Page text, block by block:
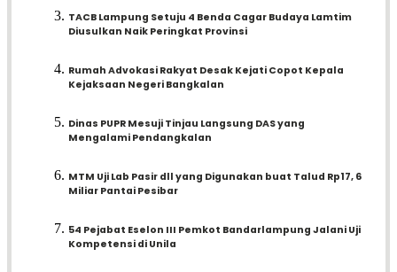
TACB Lampung Setuju 4 Benda Cagar Budaya Lamtim
Diusulkan Naik Peringkat Provinsi
Rumah Advokasi Rakyat Desak Kejati Copot Kepala
Kejaksaan Negeri Bangkalan
Dinas PUPR Mesuji Tinjau Langsung DAS yang
Mengalami Pendangkalan
MTM Uji Lab Pasir dll yang Digunakan buat Talud Rp17, 6
Miliar Pantai Pesibar
54 Pejabat Eselon III Pemkot Bandarlampung Jalani Uji
Kompetensi di Unila